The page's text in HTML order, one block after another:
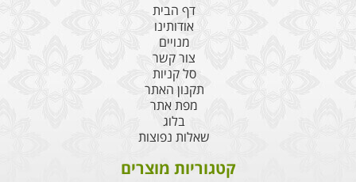
דף הבית
אודותינו
מנויים
צור קשר
סל קניות
תקנון האתר
מפת אתר
בלוג
שאלות נפוצות
קטגוריות מוצרים